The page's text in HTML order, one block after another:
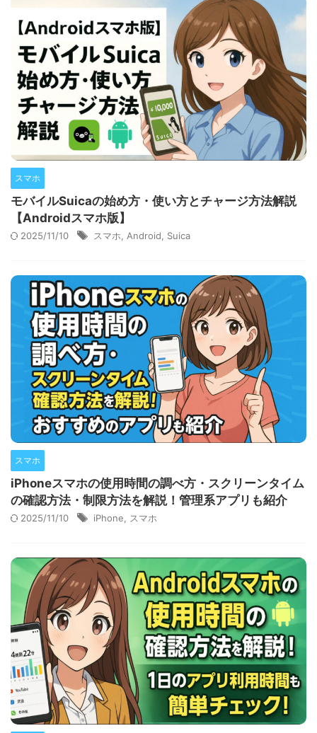
スマホ
モバイルSuicaの始め方・使い方とチャージ方法解説
【Androidスマホ版】
2025/11/10 スマホ, Android, Suica
スマホ
iPhoneスマホの使用時間の調べ方・スクリーンタイム
の確認方法・制限方法を解説！管理系アプリも紹介
2025/11/10 iPhone スマホ